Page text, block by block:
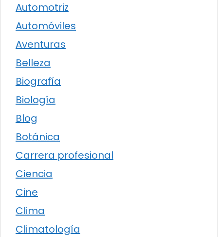
Automotriz
Automóviles
Aventuras
Belleza
Biografía
Biología
Blog
Botánica
Carrera profesional
Ciencia
Cine
Clima
Climatología